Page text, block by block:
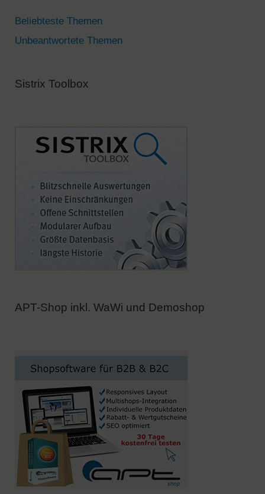
Beliebteste Themen
Unbeantwortete Themen
Sistrix Toolbox
APT-Shop inkl. WaWi und Demoshop